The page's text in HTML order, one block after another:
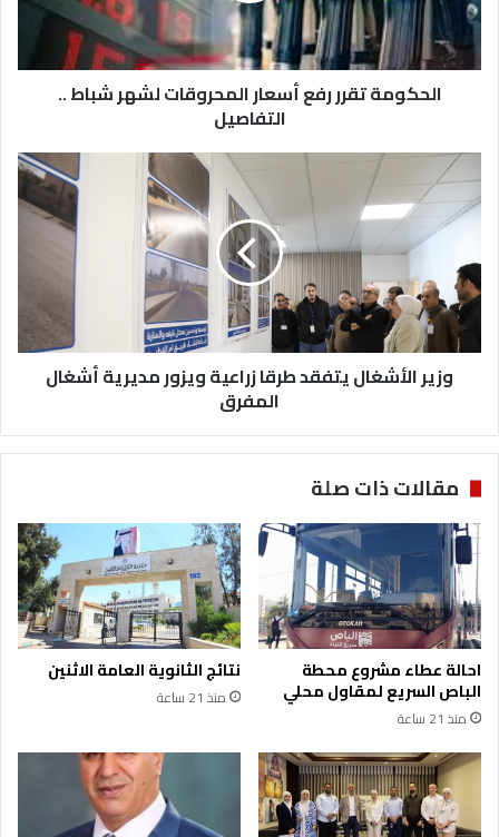
شباط
..
التفاصيل
الحكومة تقرر رفع أسعار المحروقات لشهر شباط ..
التفاصيل
وزير
الأشغال
يتفقد
زراعية
ويزور
مديرية
أشغال
المفرق
وزير الأشغال يتفقد طرقا زراعية ويزور مديرية أشغال
المفرق
مقالات ذات صلة
احالة عطاء مشروع محطة
الباص السريع لمقاول محلي
منذ 21 ساعة
نتائج الثانوية العامة الاثنين
منذ 21 ساعة